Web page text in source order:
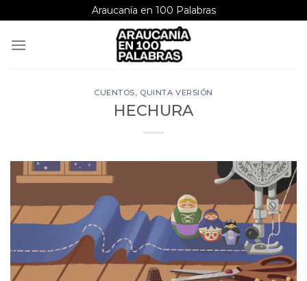
al
contenido
Araucanía en 100 Palabras
CUENTOS, QUINTA VERSIÓN
HECHURA